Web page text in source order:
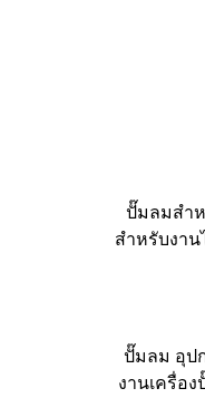
ปั๊มลมสำ
สำหรับงา
ปั๊มลม อุป
งานเครื่อ